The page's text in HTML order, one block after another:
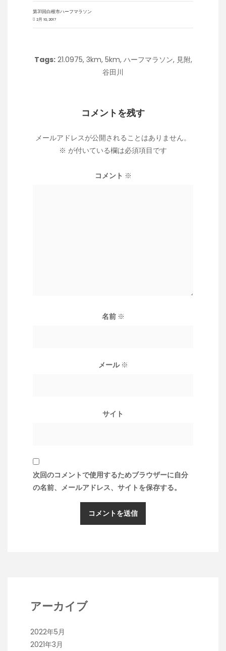
第31回白根市ハーフマラソン
2月 10, 2017
Tags: 21.0975, 3km, 5km, ハーフマラソン, 見附,
谷田川
コメントを残す
メールアドレスが公開されることはありません。
※ が付いている欄は必須項目です
コメント ※
名前 ※
メール ※
サイト
次回のコメントで使用するためブラウザーに自分
の名前、メールアドレス、サイトを保存する。
アーカイブ
2022年5月
2021年3月